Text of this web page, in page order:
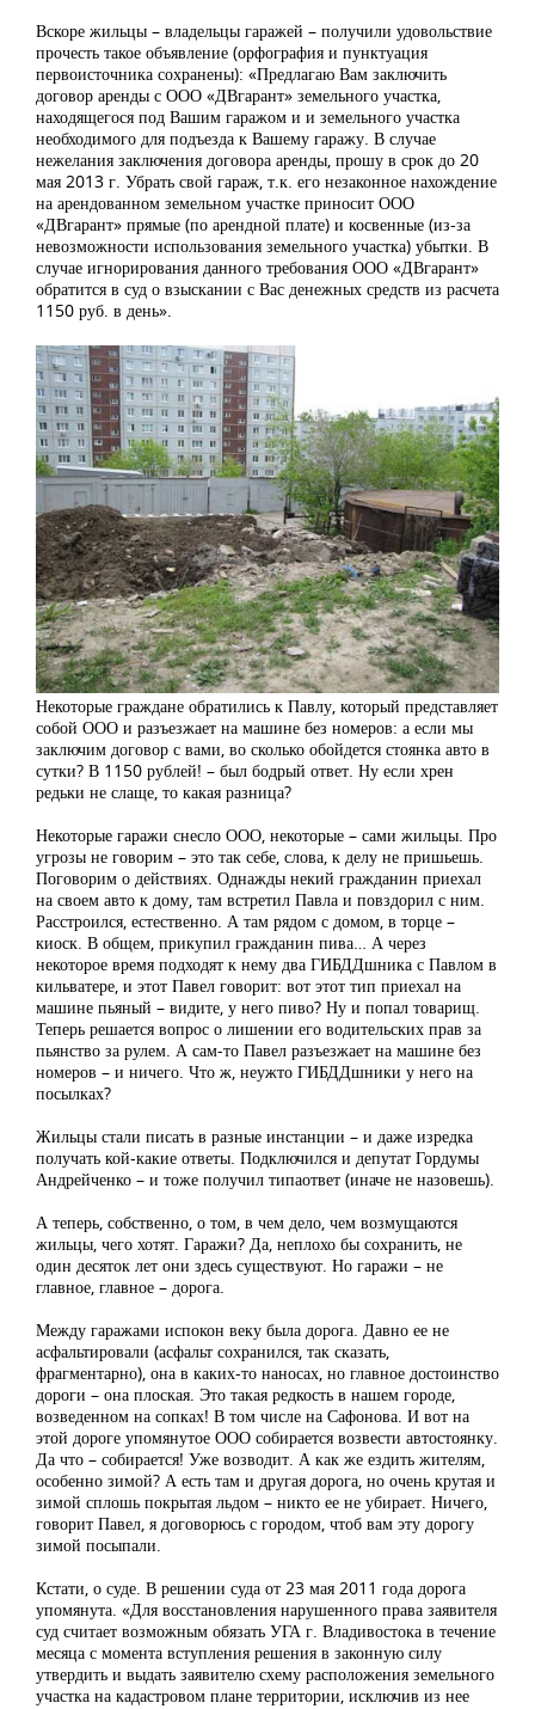
Вскоре жильцы – владельцы гаражей – получили удовольствие
прочесть такое объявление (орфография и пунктуация
первоисточника сохранены): «Предлагаю Вам заключить
договор аренды с ООО «ДВгарант» земельного участка,
находящегося под Вашим гаражом и и земельного участка
необходимого для подъезда к Вашему гаражу. В случае
нежелания заключения договора аренды, прошу в срок до 20
мая 2013 г. Убрать свой гараж, т.к. его незаконное нахождение
на арендованном земельном участке приносит ООО
«ДВгарант» прямые (по арендной плате) и косвенные (из-за
невозможности использования земельного участка) убытки. В
случае игнорирования данного требования ООО «ДВгарант»
обратится в суд о взыскании с Вас денежных средств из расчета
1150 руб. в день».
Некоторые граждане обратились к Павлу, который представляет
собой ООО и разъезжает на машине без номеров: а если мы
заключим договор с вами, во сколько обойдется стоянка авто в
сутки? В 1150 рублей! – был бодрый ответ. Ну если хрен
редьки не слаще, то какая разница?
Некоторые гаражи снесло ООО, некоторые – сами жильцы. Про
угрозы не говорим – это так себе, слова, к делу не пришьешь.
Поговорим о действиях. Однажды некий гражданин приехал
на своем авто к дому, там встретил Павла и повздорил с ним.
Расстроился, естественно. А там рядом с домом, в торце –
киоск. В общем, прикупил гражданин пива… А через
некоторое время подходят к нему два ГИБДДшника с Павлом в
кильватере, и этот Павел говорит: вот этот тип приехал на
машине пьяный – видите, у него пиво? Ну и попал товарищ.
Теперь решается вопрос о лишении его водительских прав за
пьянство за рулем. А сам-то Павел разъезжает на машине без
номеров – и ничего. Что ж, неужто ГИБДДшники у него на
посылках?
Жильцы стали писать в разные инстанции – и даже изредка
получать кой-какие ответы. Подключился и депутат Гордумы
Андрейченко – и тоже получил типаответ (иначе не назовешь).
А теперь, собственно, о том, в чем дело, чем возмущаются
жильцы, чего хотят. Гаражи? Да, неплохо бы сохранить, не
один десяток лет они здесь существуют. Но гаражи – не
главное, главное – дорога.
Между гаражами испокон веку была дорога. Давно ее не
асфальтировали (асфальт сохранился, так сказать,
фрагментарно), она в каких-то наносах, но главное достоинство
дороги – она плоская. Это такая редкость в нашем городе,
возведенном на сопках! В том числе на Сафонова. И вот на
этой дороге упомянутое ООО собирается возвести автостоянку.
Да что – собирается! Уже возводит. А как же ездить жителям,
особенно зимой? А есть там и другая дорога, но очень крутая и
зимой сплошь покрытая льдом – никто ее не убирает. Ничего,
говорит Павел, я договорюсь с городом, чтоб вам эту дорогу
зимой посыпали.
Кстати, о суде. В решении суда от 23 мая 2011 года дорога
упомянута. «Для восстановления нарушенного права заявителя
суд считает возможным обязать УГА г. Владивостока в течение
месяца с момента вступления решения в законную силу
утвердить и выдать заявителю схему расположения земельного
участка на кадастровом плане территории, исключив из нее